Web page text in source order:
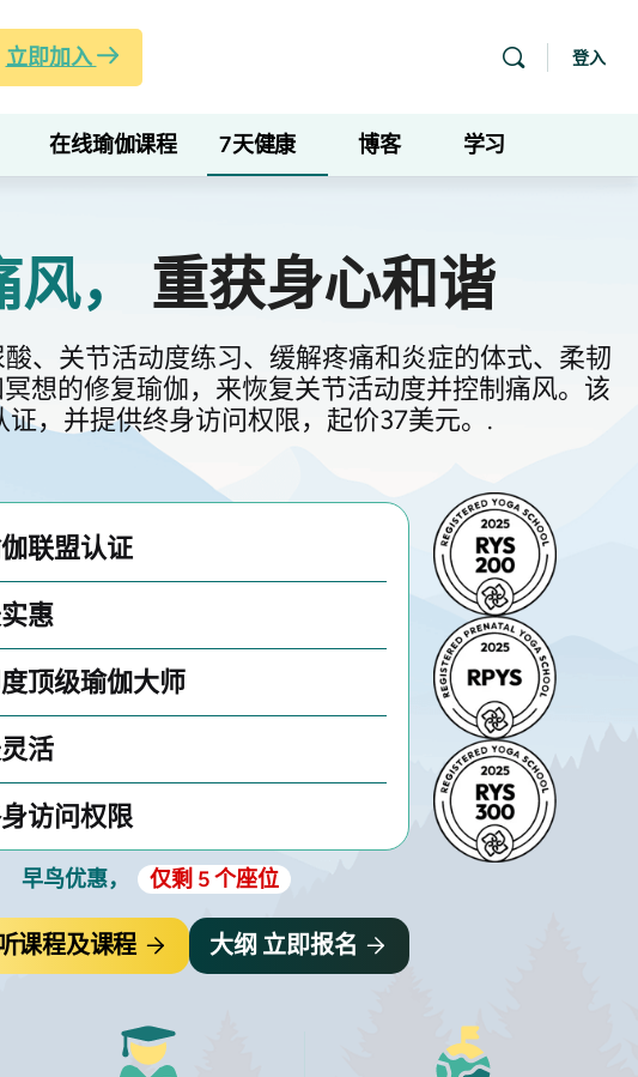
立即加入 登入
在线瑜伽课程 7天健康 博客 学习
， 重获身心和谐
、关节活动度练习、缓解疼痛和炎症的体式、柔韧
想的修复瑜伽，来恢复关节活动度并控制痛风。该
，并提供终身访问权限，起价37美元。.
联盟认证
惠
顶级瑜伽大师
活
访问权限
早鸟优惠， 仅剩 5 个座位
课程及课程 大纲 立即报名